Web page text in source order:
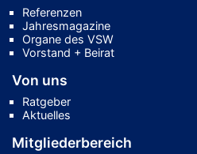
Referenzen
Jahresmagazine
Organe des VSW
Vorstand + Beirat
Von uns
Ratgeber
Aktuelles
Mitgliederbereich